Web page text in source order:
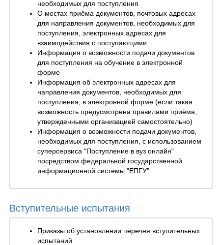
необходимых для поступления
О местах приёма документов, почтовых адресах
для направления документов, необходимых для
поступления, электронных адресах для
взаимодействия с поступающими
Информация о возможности подачи документов
для поступления на обучение в электронной
форме
Информация об электронных адресах для
направления документов, необходимых для
поступления, в электронной форме (если такая
возможность предусмотрена правилами приёма,
утвержденными организацией самостоятельно)
Информация о возможности подачи документов,
необходимых для поступления, с использованием
суперсервиса "Поступление в вуз онлайн"
посредством федеральной государственной
информационной системы "ЕПГУ"
Вступительные испытания
Приказы об установлении перечня вступительных
испытаний